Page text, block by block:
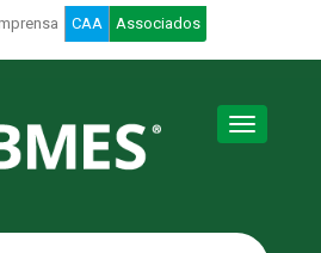
CAA Associados
Toggle